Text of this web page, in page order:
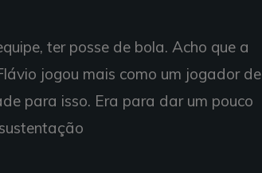
ter posse de bola. Acho que a
jogou mais como um jogador de
para isso. Era para dar um pouco